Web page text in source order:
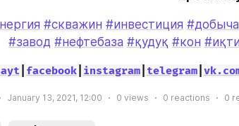
#скважин #инвестиция #добыча
#завод #нефтебаза #қудуқ #кон
facebook| instagram| telegram|
January 13, 2021, 12:00 0 views 0 reactions 0